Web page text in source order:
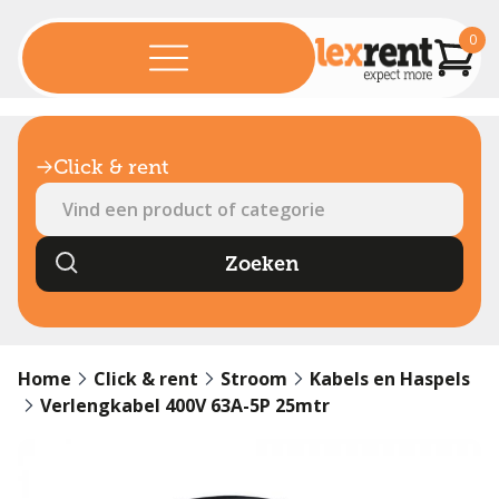
0
Click & rent
Home Click & rent Stroom
Kabels en Haspels
Verlengkabel 400V 63A-5P 25mtr